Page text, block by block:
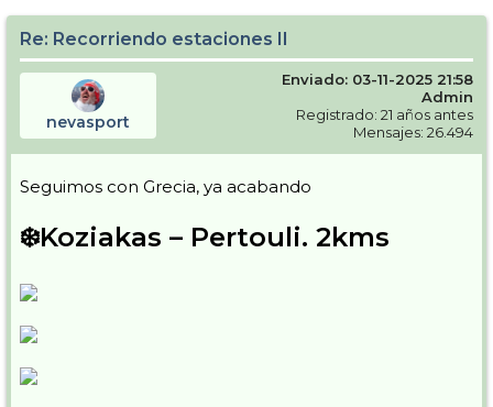
Re: Recorriendo estaciones II
nevasport
Enviado: 03-11-2025 21:58
Admin
Registrado: 21 años antes
Mensajes: 26.494
Seguimos con Grecia, ya acabando
❄️Koziakas – Pertouli. 2kms